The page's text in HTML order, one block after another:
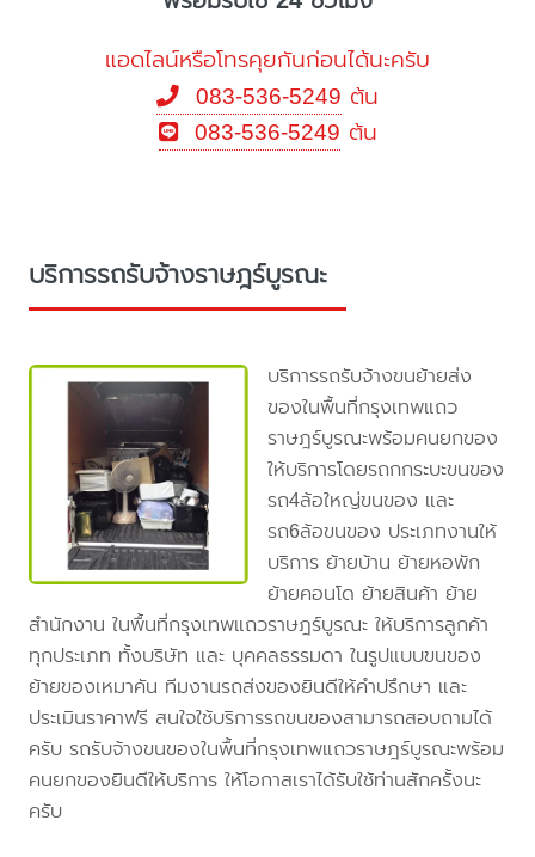
แอดไลน์หรือโทรคุยกันก่อนได้นะครับ
083-536-5249 ต้น
083-536-5249 ต้น
บริการรถรับจ้างราษฎร์บูรณะ
บริการรถรับจ้างขนย้ายส่ง
ของในพื้นที่กรุงเทพแถว
ราษฎร์บูรณะพร้อมคนยกของ
ให้บริการโดยรถกกระบะขนของ
รถ4ล้อใหญ่ขนของ และ
รถ6ล้อขนของ ประเภทงานให้
บริการ ย้ายบ้าน ย้ายหอพัก
ย้ายคอนโด ย้ายสินค้า ย้าย
สำนักงาน ในพื้นที่กรุงเทพแถวราษฎร์บูรณะ ให้บริการลูกค้า
ทุกประเภท ทั้งบริษัท และ บุคคลธรรมดา ในรูปแบบขนของ
ย้ายของเหมาคัน ทีมงานรถส่งของยินดีให้คำปรึกษา และ
ประเมินราคาฟรี สนใจใช้บริการรถขนของสามารถสอบถามได้
ครับ รถรับจ้างขนของในพื้นที่กรุงเทพแถวราษฎร์บูรณะพร้อม
คนยกของยินดีให้บริการ ให้โอกาสเราได้รับใช้ท่านสักครั้งนะ
ครับ